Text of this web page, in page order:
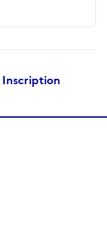
Inscription